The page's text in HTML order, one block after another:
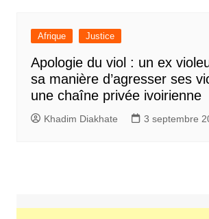
Afrique Justice
Apologie du viol : un ex
sa manière d’agresser ses
une chaîne privée ivoirienne
Khadim Diakhate 3 septembre